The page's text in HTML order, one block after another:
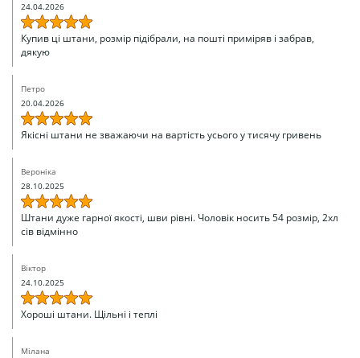
24.04.2026
Купив ці штани, розмір підібрали, на пошті приміряв і забрав,
дякую
Петро
20.04.2026
Якісні штани не зважаючи на вартість усього у тисячу гривень
Вероніка
28.10.2025
Штани дуже гарної якості, шви рівні. Чоловік носить 54 розмір, 2хл
сів відмінно
Віктор
24.10.2025
Хороші штани. Щільні і теплі
Мілана